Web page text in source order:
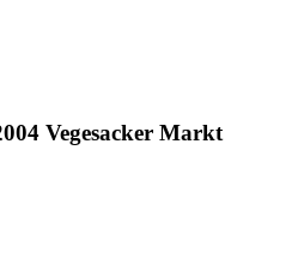
Vegesacker Markt